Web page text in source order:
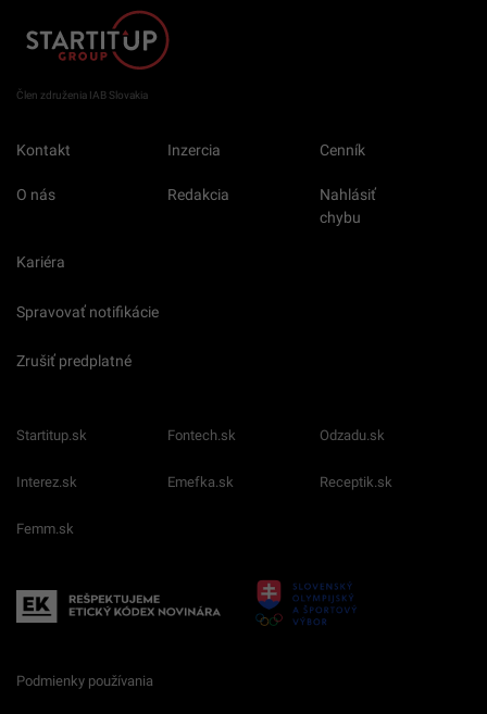
Člen združenia IAB Slovakia
Kontakt Inzercia Cenník
O nás Redakcia
Nahlásiť
chybu
Kariéra
Spravovať notifikácie
Zrušiť predplatné
Startitup.sk Fontech.sk Odzadu.sk
Interez.sk Emefka.sk Receptik.sk
Femm.sk
Podmienky používania